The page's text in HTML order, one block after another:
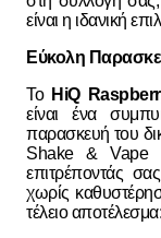
είναι η ιδανική
Εύκολη
Το HiQ
είναι ένα
παρασκευή του
Shake & Vape
επιτρέποντάς
χωρίς
τέλειο αποτέλεσμα: